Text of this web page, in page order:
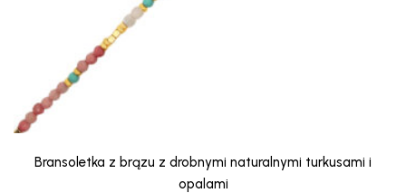
Bransoletka z brązu z drobnymi naturalnymi turkusami i
opalami